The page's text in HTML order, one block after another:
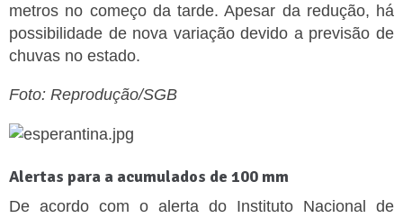
metros no começo da tarde. Apesar da redução, há
possibilidade de nova variação devido a previsão de
chuvas no estado.
Foto: Reprodução/SGB
Alertas para a acumulados de 100 mm
De acordo com o alerta do Instituto Nacional de